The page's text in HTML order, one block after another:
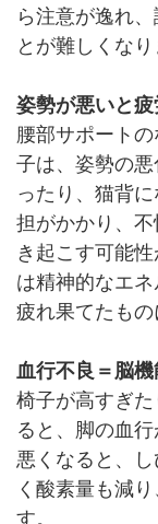
ら注意が逸れ
とが難しくなり
姿勢が悪いと
腰部サポート
子は、姿勢の
ったり、猫背
担がかかり、不
き起こす可能
は精神的なエ
疲れ果てたもの
血行不良＝脳
椅子が高すぎ
ると、脚の血
悪くなると、
く酸素量も減
す。